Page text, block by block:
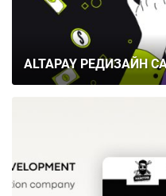
ALTAPAY РЕДИЗАЙН